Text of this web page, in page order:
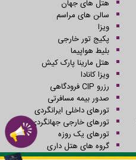
هتل های جهان
سالن های مراسم
ویزا
پکیج تور خارجی
بلیط هواپیما
هتل مارینا پارک کیش
ویزا کانادا
رزرو CIP فرودگاهی
صدور بیمه مسافرتی
تورهای داخلی ایرانگردی
تورهای خارجی جهانگردی
تورهای یک روزه
گروه های هتل داری